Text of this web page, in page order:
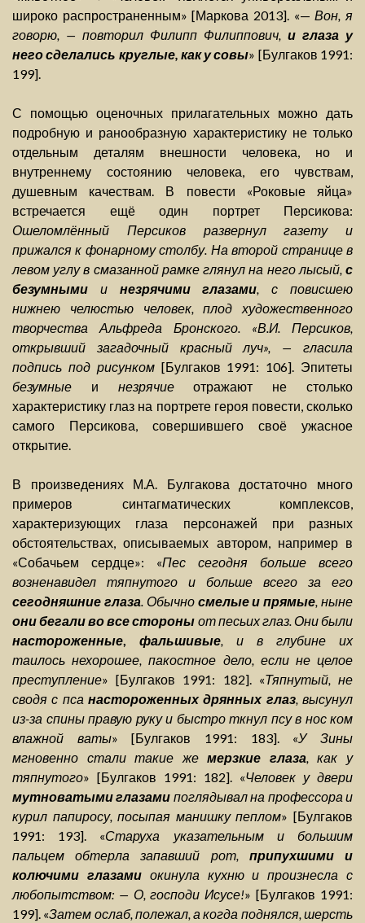
широко распространенным» [Маркова 2013]. «—Вон, я
говорю, — повторил Филипп Филиппович, и глаза у
него сделались круглые, как у совы» [Булгаков 1991:
199].
С помощью оценочных прилагательных можно дать
подробную и ранообразную характеристику не только
отдельным деталям внешности человека, но и
внутреннему состоянию человека, его чувствам,
душевным качествам. В повести «Роковые яйца»
встречается ещё один портрет Персикова:
Ошеломлённый Персиков развернул газету и
прижался к фонарному столбу. На второй странице в
левом углу в смазанной рамке глянул на него лысый, с
безумными и незрячими глазами, с повисшею
нижнею челюстью человек, плод художественного
творчества Альфреда Бронского. «В.И. Персиков,
открывший загадочный красный луч», — гласила
подпись под рисунком[Булгаков 1991: 106]. Эпитеты
безумные и незрячиеотражают не столько
характеристику глаз на портрете героя повести, сколько
самого Персикова, совершившего своё ужасное
открытие.
В произведениях М.А. Булгакова достаточно много
примеров синтагматических комплексов,
характеризующих глаза персонажей при разных
обстоятельствах, описываемых автором, например в
«Собачьем сердце»: «Пес сегодня больше всего
возненавидел тяпнутого и больше всего за его
сегодняшние глаза. Обычно смелые и прямые, ныне
они бегали во все стороны от песьих глаз. Они были
настороженные, фальшивые, и в глубине их
таилось нехорошее, пакостное дело, если не целое
преступление» [Булгаков 1991: 182]. «Тяпнутый, не
сводя с пса настороженных дрянных глаз, высунул
из-за спины правую руку и быстро ткнул псу в нос ком
влажной ваты» [Булгаков 1991: 183]. «У Зины
мгновенно стали такие жемерзкие глаза, как у
тяпнутого» [Булгаков 1991: 182]. «Человек у двери
мутноватыми глазами поглядывал на профессора и
курил папиросу, посыпая манишку пеплом» [Булгаков
1991: 193]. «Старуха указательным и большим
пальцем обтерла запавший рот, припухшими и
колючими глазамиокинула кухню и произнесла с
любопытством: — О, господи Исусе!» [Булгаков 1991:
199]. «Затем ослаб, полежал, а когда поднялся, шерсть